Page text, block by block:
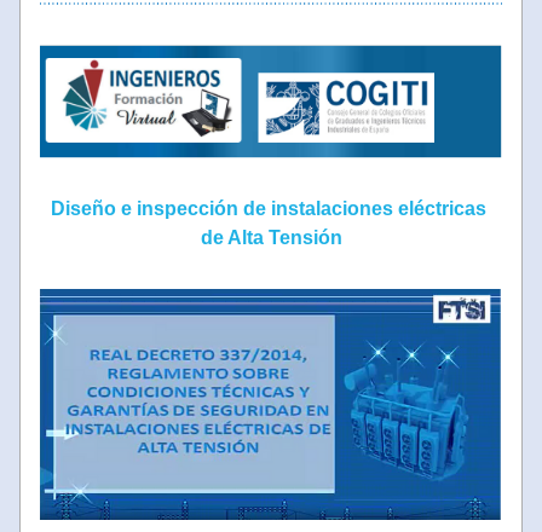
Diseño e inspección de instalaciones eléctricas
de Alta Tensión